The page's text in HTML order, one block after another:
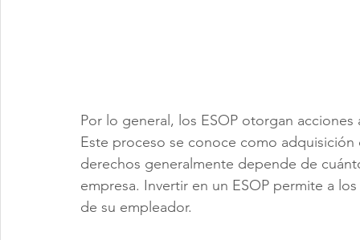
Por lo general, los ESOP otorgan
Este proceso se conoce como
derechos generalmente depende de
empresa. Invertir en un ESOP permite a
de su empleador.